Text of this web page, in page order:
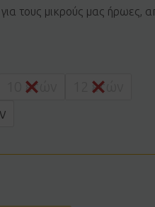
τους μικρούς μας ήρωες,
10 ετών
12 ετών